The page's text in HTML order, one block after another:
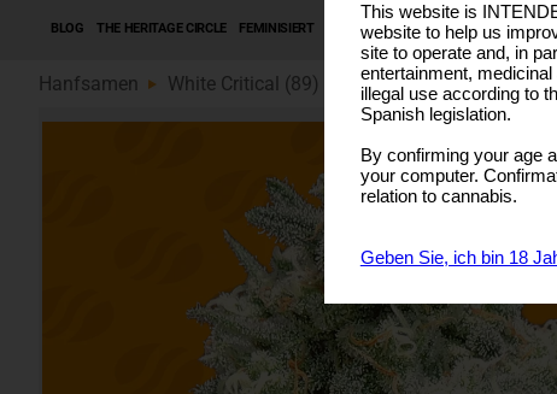
BLOG THE HERITAGE CIRCLE FEMINISIERT AUTOFLOWERING SAMEN HIGH THC
Hanfsamen White Critical (89)
This website is
website to help us
site to operate and, in
entertainment,
illegal use according to
Spanish legislation.
By confirming your age
your computer.
relation to cannabis.
Geben Sie, ich bin 18